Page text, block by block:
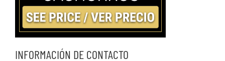
INFORMACIÓN DE CONTACTO